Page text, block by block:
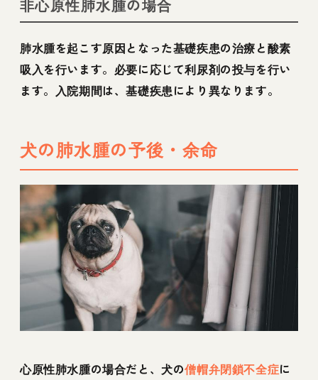
非心原性肺水腫の場合
肺水腫を起こす原因となった基礎疾患の治療と酸素
吸入を行います。必要に応じて利尿剤の投与を行い
ます。入院期間は、基礎疾患により異なります。
犬の肺水腫の予後・余命
心原性肺水腫の場合だと、犬の僧帽弁閉鎖不全症に